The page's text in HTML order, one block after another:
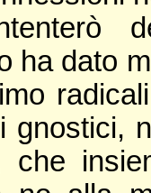
ha dato
gnostici,
che